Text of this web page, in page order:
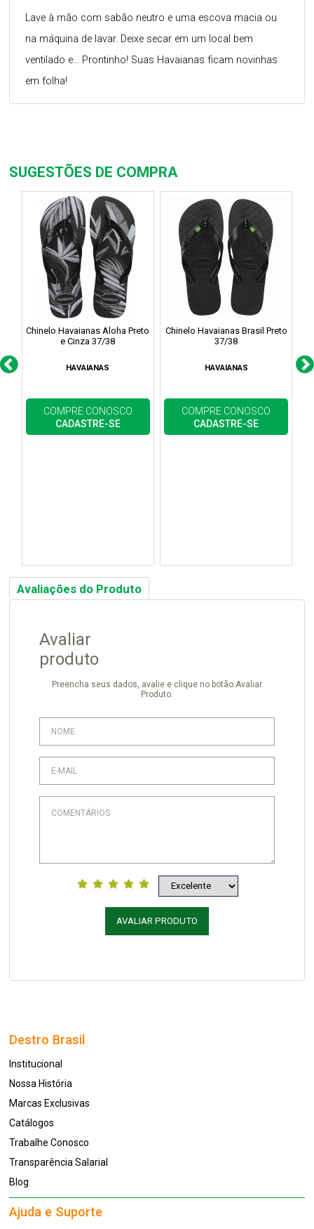
Lave à mão com sabão neutro e uma escova macia ou
na máquina de lavar. Deixe secar em um local bem
ventilado e... Prontinho! Suas Havaianas ficam novinhas
em folha!
SUGESTÕES DE COMPRA
Chinelo Havaianas Aloha Preto
e Cinza 37/38
HAVAIANAS
COMPRE CONOSCO
CADASTRE-SE
Chinelo Havaianas Brasil Preto
37/38
HAVAIANAS
COMPRE CONOSCO
CADASTRE-SE
Avaliações do Produto
Avaliar
produto
Preencha seus dados, avalie e clique no botão Avaliar
Produto.
AVALIAR PRODUTO
Destro Brasil
Institucional
Nossa História
Marcas Exclusivas
Catálogos
Trabalhe Conosco
Transparência Salarial
Blog
Ajuda e Suporte